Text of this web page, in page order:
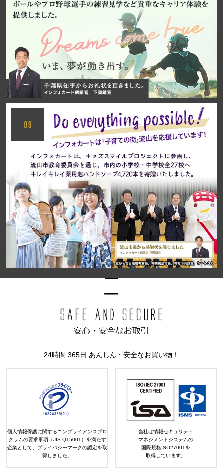
24時間 365日 あんしん・安全なお買い物！
個人情報保護に関するコンプライアンスプロ
グラムの要求事項（JIS Q15001）を満たす
企業として、プライバシーマークの認定を取
得しました。
当社は情報セキュリティ
マネジメントシステムの
国際規格ISO27001を
取得しています。